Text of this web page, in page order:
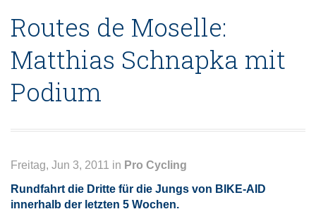
Routes de Moselle:
Matthias Schnapka mit
Podium
Freitag, Jun 3, 2011 in Pro Cycling
Rundfahrt die Dritte für die Jungs von BIKE-AID
innerhalb der letzten 5 Wochen.